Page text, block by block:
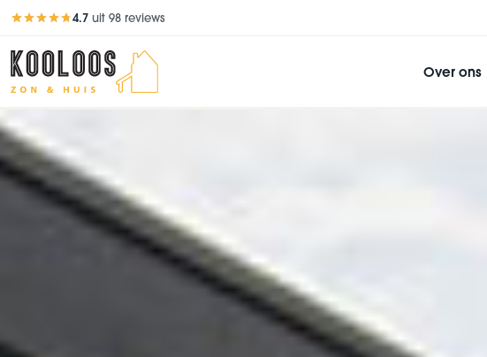
Beoordeling 4,7 van 5
4.7 uit 98 reviews
Over ons